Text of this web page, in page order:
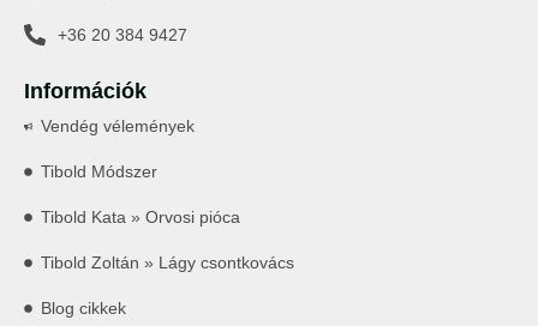
+36 20 384 9427
Információk
Vendég vélemények
Tibold Módszer
Tibold Kata » Orvosi pióca
Tibold Zoltán » Lágy csontkovács
Blog cikkek